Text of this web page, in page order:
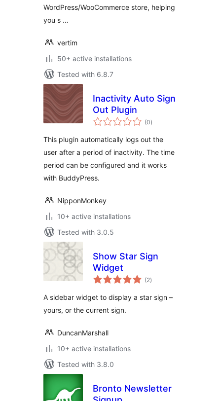
WordPress/WooCommerce store, helping
you s …
vertim
50+ active installations
Tested with 6.8.7
Inactivity Auto Sign
Out Plugin
(0total
ratings
)
This plugin automatically logs out the
user after a period of inactivity. The time
period can be configured and it works
with BuddyPress.
NipponMonkey
10+ active installations
Tested with 3.0.5
Show Star Sign
Widget
(2total
ratings
)
A sidebar widget to display a star sign –
yours, or the current sign.
DuncanMarshall
10+ active installations
Tested with 3.8.0
Bronto Newsletter